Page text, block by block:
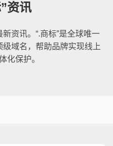
资讯
资讯。“.商标”是全球唯一
域名，帮助品牌实现线上
化保护。